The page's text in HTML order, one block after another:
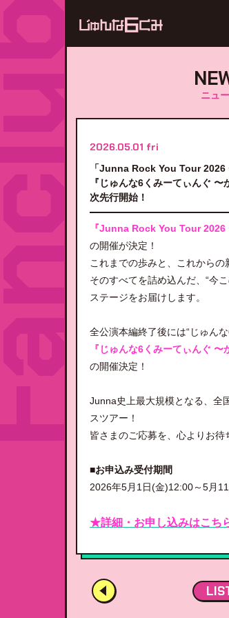
Fanclub ニュ
2026.05.01 fri
「Junna Rock You Tour 2026
『じゅんな6くみーてぃんぐ
次先行開始！
『Junna Rock You Tour 2026
の開催が決定！
これまでの歩みと、これからの
そのすべてを詰め込んだ、“今
ステージをお届けします。
全公演本編終了後には“じゅん
『じゅんな6くみーてぃんぐ 〜
の開催決定！
Junna史上最大規模となる、全
スツアー！
皆さまのご応募を、心よりお待
■お申込み受付期間
2026年5月1日(金)12:00～5月
★詳細・お申し込みはこち